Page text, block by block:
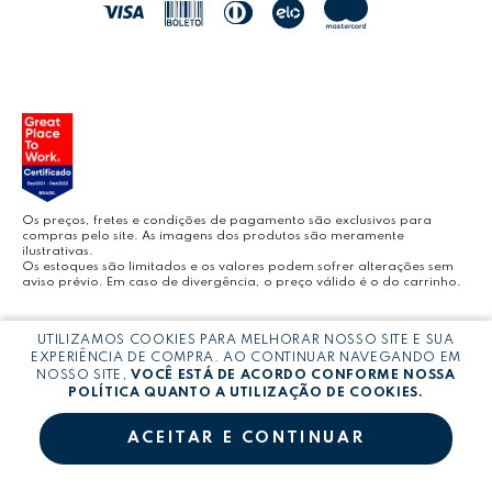
BLOG LEONORA
Os preços, fretes e condições de pagamento são exclusivos para
compras pelo site. As imagens dos produtos são meramente
ilustrativas.
Os estoques são limitados e os valores podem sofrer alterações sem
aviso prévio. Em caso de divergência, o preço válido é o do carrinho.
Copyright © LEONORA COMERCIO INTERNACIONAL LTDA - CNPJ:
03.064.692/0005-53
UTILIZAMOS COOKIES PARA MELHORAR NOSSO SITE E SUA
EXPERIÊNCIA DE COMPRA. AO CONTINUAR NAVEGANDO EM
NOSSO SITE,VOCÊ ESTÁ DE ACORDO CONFORME NOSSA
POLÍTICA QUANTO A UTILIZAÇÃO DE COOKIES.
ACEITAR E CONTINUAR